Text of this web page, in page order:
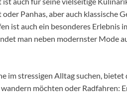
Panhas, aber auch klassische
ist auch ein besonderes
man neben modernster Mode
im stressigen Alltag suchen,
wandern möchten oder Radfahren: